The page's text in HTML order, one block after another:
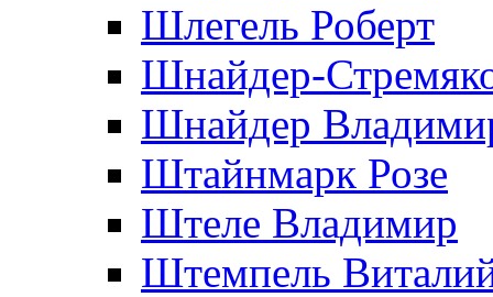
Шлегель Роберт
Шнайдер-
Шнайдер
Штайнмарк Розe
Штеле Владимир
Штемпель